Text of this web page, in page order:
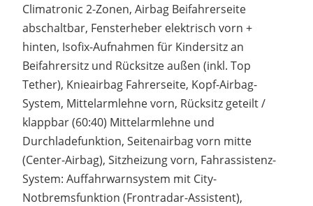
Climatronic 2-Zonen, Airbag Beifahrerseite
abschaltbar, Fensterheber elektrisch vorn +
hinten, Isofix-Aufnahmen für Kindersitz an
Beifahrersitz und Rücksitze außen (inkl. Top
Tether), Knieairbag Fahrerseite, Kopf-Airbag-
System, Mittelarmlehne vorn, Rücksitz geteilt /
klappbar (60:40) Mittelarmlehne und
Durchladefunktion, Seitenairbag vorn mitte
(Center-Airbag), Sitzheizung vorn, Fahrassistenz-
System: Auffahrwarnsystem mit City-
Notbremsfunktion (Frontradar-Assistent),